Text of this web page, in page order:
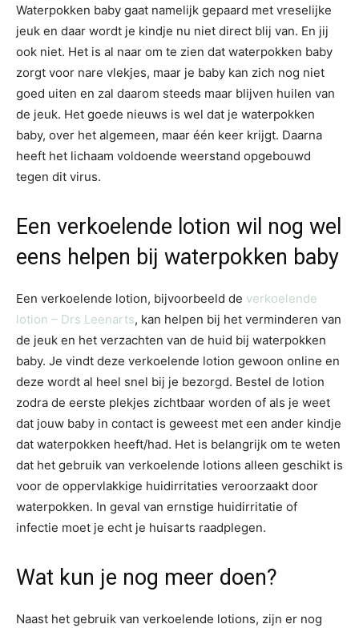
Waterpokken baby gaat namelijk gepaard met vreselijke
jeuk en daar wordt je kindje nu niet direct blij van. En jij
ook niet. Het is al naar om te zien dat waterpokken baby
zorgt voor nare vlekjes, maar je baby kan zich nog niet
goed uiten en zal daarom steeds maar blijven huilen van
de jeuk. Het goede nieuws is wel dat je waterpokken
baby, over het algemeen, maar één keer krijgt. Daarna
heeft het lichaam voldoende weerstand opgebouwd
tegen dit virus.
Een verkoelende lotion wil nog wel
eens helpen bij waterpokken baby
Een verkoelende lotion, bijvoorbeeld de verkoelende
lotion – Drs Leenarts, kan helpen bij het verminderen van
de jeuk en het verzachten van de huid bij waterpokken
baby. Je vindt deze verkoelende lotion gewoon online en
deze wordt al heel snel bij je bezorgd. Bestel de lotion
zodra de eerste plekjes zichtbaar worden of als je weet
dat jouw baby in contact is geweest met een ander kindje
dat waterpokken heeft/had. Het is belangrijk om te weten
dat het gebruik van verkoelende lotions alleen geschikt is
voor de oppervlakkige huidirritaties veroorzaakt door
waterpokken. In geval van ernstige huidirritatie of
infectie moet je echt je huisarts raadplegen.
Wat kun je nog meer doen?
Naast het gebruik van verkoelende lotions, zijn er nog